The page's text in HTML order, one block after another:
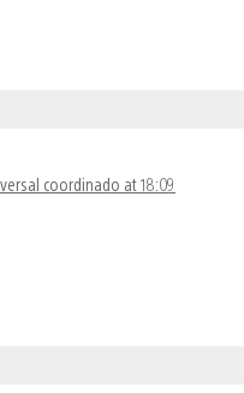
coordinado at 18:09